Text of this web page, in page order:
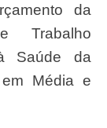
da
Trabalho
Saúde da
em Média e